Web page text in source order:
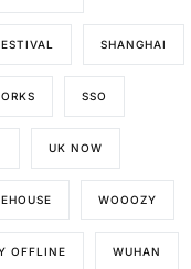
SHANGHAI
SSO
UK NOW
WOOOZY
OFFLINE WUHAN